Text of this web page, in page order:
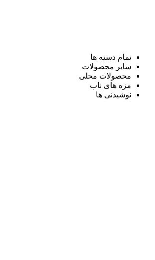
تمام دسته ها
سایر محصولات
محصولات محلی
مزه های ناب
نوشیدنی ها